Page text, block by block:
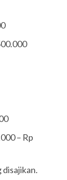
– Rp
disajikan.